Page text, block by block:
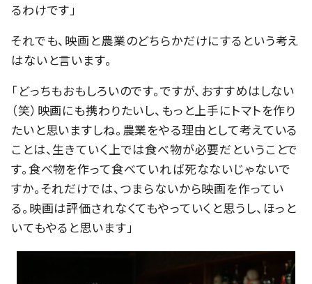
るわけです」
それでも、映画と農業のどちらかだけにするという考え
はないと言います。
「どっちもおもしろいのです。ですが、おすすめはしない
（笑）映画にも携わりたいし、もっと上手にトマトを作り
たいと思いますしね。農業をやる理由として考えている
ことは、生きていく上では食べ物が必要だということで
す。食べ物を作って食べていれば死なないじゃないで
すか。それだけでは、つまらないから映画を作ってい
る。映画は評価されなくてもやっていくと思うし、ほっと
いてもやると思います」